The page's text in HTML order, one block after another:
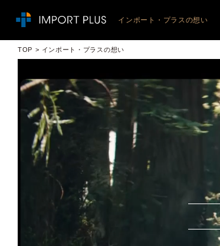
インポート・プラスの想い
TOP インポート・プラスの想い